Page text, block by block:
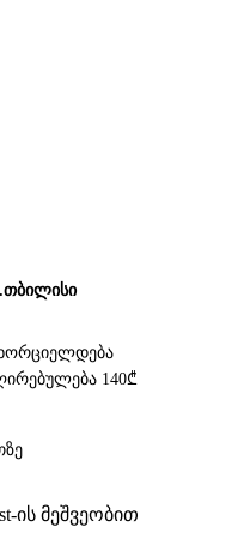
ხორციელდება
140₾
ის მეშვეობით